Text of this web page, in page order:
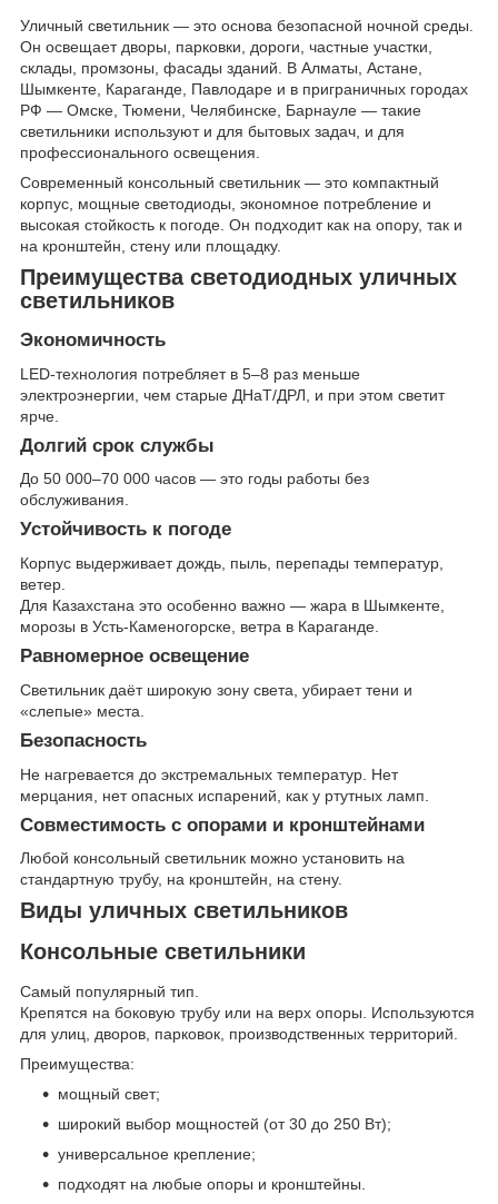
Уличный светильник — это основа безопасной ночной среды.
Он освещает дворы, парковки, дороги, частные участки,
склады, промзоны, фасады зданий. В Алматы, Астане,
Шымкенте, Караганде, Павлодаре и в приграничных городах
РФ — Омске, Тюмени, Челябинске, Барнауле — такие
светильники используют и для бытовых задач, и для
профессионального освещения.
Современный консольный светильник — это компактный
корпус, мощные светодиоды, экономное потребление и
высокая стойкость к погоде. Он подходит как на опору, так и
на кронштейн, стену или площадку.
Преимущества светодиодных уличных
светильников
Экономичность
LED-технология потребляет в 5–8 раз меньше
электроэнергии, чем старые ДНаТ/ДРЛ, и при этом светит
ярче.
Долгий срок службы
До 50 000–70 000 часов — это годы работы без
обслуживания.
Устойчивость к погоде
Корпус выдерживает дождь, пыль, перепады температур,
ветер.
Для Казахстана это особенно важно — жара в Шымкенте,
морозы в Усть-Каменогорске, ветра в Караганде.
Равномерное освещение
Светильник даёт широкую зону света, убирает тени и
«слепые» места.
Безопасность
Не нагревается до экстремальных температур. Нет
мерцания, нет опасных испарений, как у ртутных ламп.
Совместимость с опорами и кронштейнами
Любой консольный светильник можно установить на
стандартную трубу, на кронштейн, на стену.
Виды уличных светильников
Консольные светильники
Самый популярный тип.
Крепятся на боковую трубу или на верх опоры. Используются
для улиц, дворов, парковок, производственных территорий.
Преимущества:
мощный свет;
широкий выбор мощностей (от 30 до 250 Вт);
универсальное крепление;
подходят на любые опоры и кронштейны.